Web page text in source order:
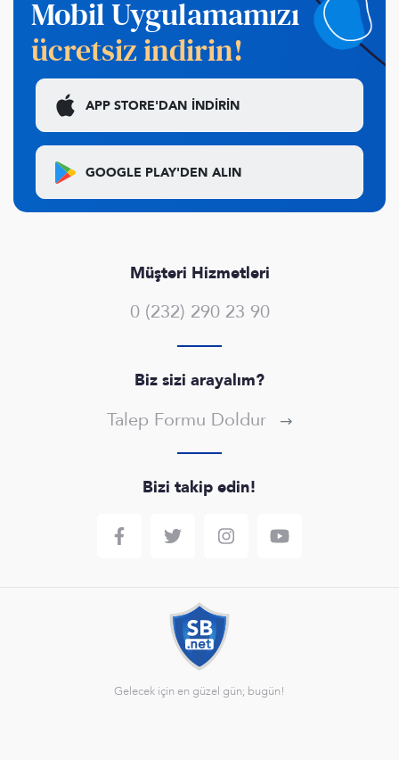
Mobil Uygulamamızı
ücretsiz indirin!
APP STORE'DAN İNDİRİN
GOOGLE PLAY'DEN ALIN
Müşteri Hizmetleri
0 (232) 290 23 90
Biz sizi arayalım?
Talep Formu Doldur
Bizi takip edin!
Gelecek için en güzel gün; bugün!